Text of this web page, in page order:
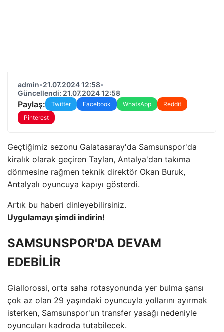
admin•21.07.2024 12:58•
Güncellendi: 21.07.2024 12:58
Paylaş: Twitter Facebook WhatsApp
Reddit
Pinterest
Geçtiğimiz sezonu Galatasaray'da Samsunspor'da
kiralık olarak geçiren Taylan, Antalya'dan takıma
dönmesine rağmen teknik direktör Okan Buruk,
Antalyalı oyuncuya kapıyı gösterdi.
Artık bu haberi dinleyebilirsiniz.
Uygulamayı şimdi indirin!
SAMSUNSPOR'DA DEVAM
EDEBİLİR
Giallorossi, orta saha rotasyonunda yer bulma şansı
çok az olan 29 yaşındaki oyuncuyla yollarını ayırmak
isterken, Samsunspor'un transfer yasağı nedeniyle
oyuncuları kadroda tutabilecek.